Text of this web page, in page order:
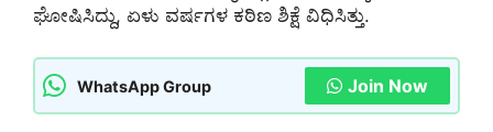
ಘೋಷಿಸಿದ್ದು, ಏಳು ವರ್ಷಗಳ ಕಠಿಣ ಶಿಕ್ಷೆ ವಿಧಿಸಿತ್ತು.
WhatsApp Group Join Now